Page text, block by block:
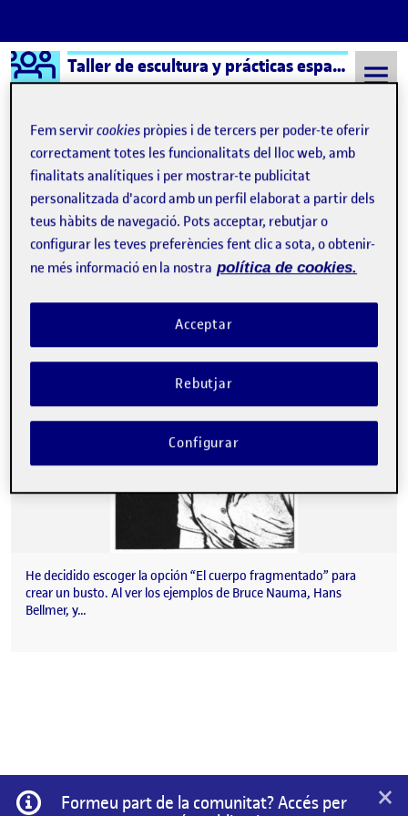
Saltar al contingut
Logo Ágora Taller de escultura y prácticas espaciales
Semestre 20212 - Aula 1 27 Març, 2022
27 Març, 2022
Habitación propia: primera propuesta
Publicat per
María Concepción Torreblanca Mendo
Data de publicació7 març, 2023 12:08 pm
-2 comentaris
He decidido escoger la opción “El cuerpo fragmentado” para
crear un busto. Al ver los ejemplos de Bruce Nauma, Hans
Bellmer, y…
Informació
Formeu part de la comunitat? Accés per
×
Fem servircookies pròpies i de tercers per poder-te oferir
correctament totes les funcionalitats del lloc web, amb
finalitats analítiques i per mostrar-te publicitat
personalitzada d'acord amb un perfil elaborat a partir dels
teus hàbits de navegació. Pots acceptar, rebutjar o
configurar les teves preferències fent clic a sota, o obtenir-
ne més informació en la nostra política de cookies.
Rebutjar
Acceptar
Configurar